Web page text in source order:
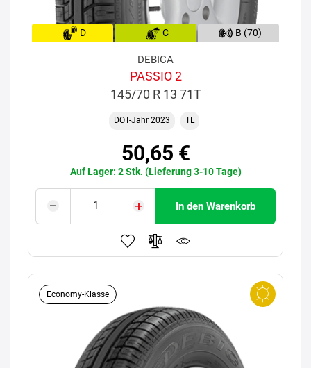
D C B (70)
DEBICA
PASSIO 2
145/70 R 13 71T
DOT-Jahr 2023 TL
50,65 €
Auf Lager: 2 Stk. (Lieferung 3-10 Tage)
In den Warenkorb
Economy-Klasse